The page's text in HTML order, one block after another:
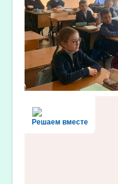
Решаем вместе